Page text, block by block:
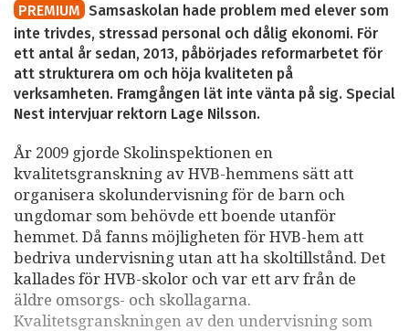
PREMIUM Samsaskolan hade problem med elever som
inte trivdes, stressad personal och dålig ekonomi. För
ett antal år sedan, 2013, påbörjades reformarbetet för
att strukturera om och höja kvaliteten på
verksamheten. Framgången lät inte vänta på sig. Special
Nest intervjuar rektorn Lage Nilsson.
År 2009 gjorde Skolinspektionen en
kvalitetsgranskning av HVB-hemmens sätt att
organisera skolundervisning för de barn och
ungdomar som behövde ett boende utanför
hemmet. Då fanns möjligheten för HVB-hem att
bedriva undervisning utan att ha skoltillstånd. Det
kallades för HVB-skolor och var ett arv från de
äldre omsorgs- och skollagarna.
Kvalitetsgranskningen av den undervisning som